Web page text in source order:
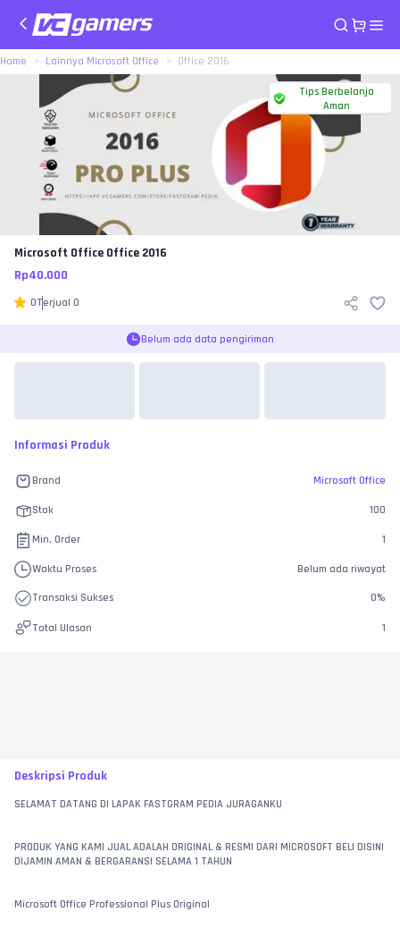
Home Lainnya Microsoft Office Office 2016
Tips Berbelanja
Aman
Microsoft Office Office 2016
Rp40.000
0Terjual 0
Belum ada data pengiriman
Informasi Produk
Brand Microsoft Office
Stok 100
Min. Order 1
Waktu Proses Belum ada riwayat
Transaksi Sukses 0%
Total Ulasan 1
Deskripsi Produk
SELAMAT DATANG DI LAPAK FASTGRAM PEDIA JURAGANKU
PRODUK YANG KAMI JUAL ADALAH ORIGINAL & RESMI DARI MICROSOFT BELI DISINI
DIJAMIN AMAN & BERGARANSI SELAMA 1 TAHUN
Microsoft Office Professional Plus Original